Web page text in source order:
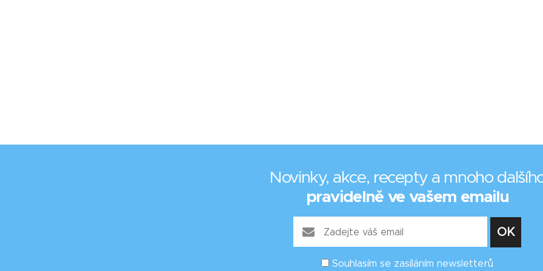
Novinky, akce, recepty a mnoho
pravidelně ve vašem emailu
Souhlasím se zasíláním newsletterů